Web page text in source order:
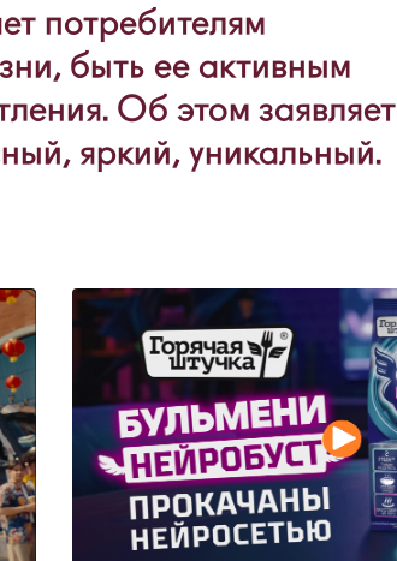
потребителям
быть ее активным
Об этом заявляет
яркий, уникальный.